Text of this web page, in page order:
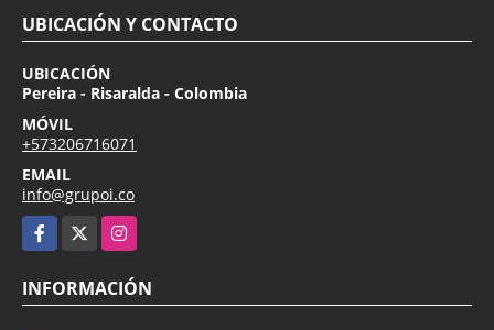
UBICACIÓN Y CONTACTO
UBICACIÓN
Pereira - Risaralda - Colombia
MÓVIL
+573206716071
EMAIL
info@grupoi.co
Facebook
Instagram
INFORMACIÓN